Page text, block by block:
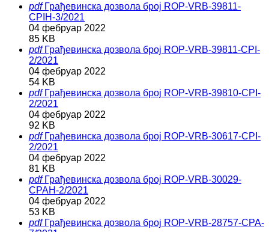
pdf Грађевинска дозвола број ROP-VRB-39811-
CPIH-3/2021
04 фебруар 2022
85 KB
pdf Грађевинска дозвола број ROP-VRB-39811-CPI-
2/2021
04 фебруар 2022
54 KB
pdf Грађевинска дозвола број ROP-VRB-39810-CPI-
2/2021
04 фебруар 2022
92 KB
pdf Грађевинска дозвола број ROP-VRB-30617-CPI-
2/2021
04 фебруар 2022
81 KB
pdf Грађевинска дозвола број ROP-VRB-30029-
CPAH-2/2021
04 фебруар 2022
53 KB
pdf Грађевинска дозвола број ROP-VRB-28757-CPA-